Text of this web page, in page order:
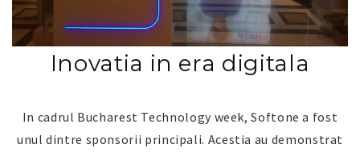
Inovatia in era digitala
In cadrul Bucharest Technology week, Softone a fost
unul dintre sponsorii principali. Acestia au demonstrat